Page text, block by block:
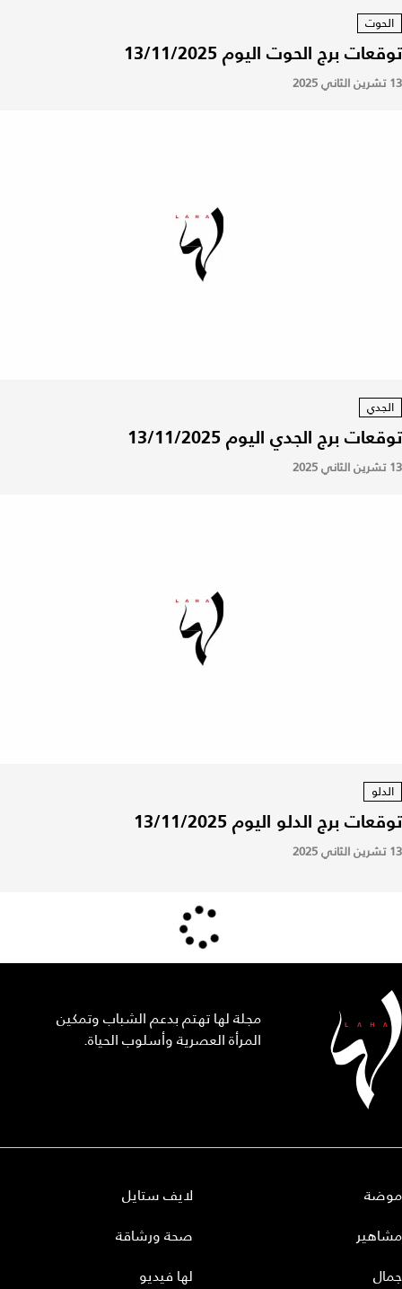
الحوت
توقعات برج الحوت اليوم 13/11/2025
13 تشرين الثاني 2025
الجدي
توقعات برج الجدي اليوم 13/11/2025
13 تشرين الثاني 2025
الدلو
توقعات برج الدلو اليوم 13/11/2025
13 تشرين الثاني 2025
مجلة لها تهتم بدعم الشباب وتمكين
المرأة العصرية وأسلوب الحياة.
موضة
مشاهير
جمال
لايف ستايل
صحة ورشاقة
لها فيديو